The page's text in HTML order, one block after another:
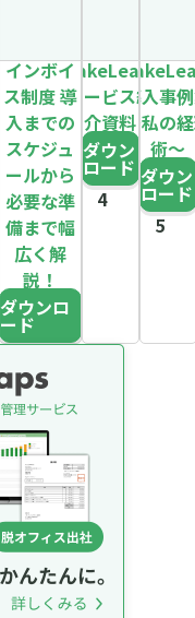
インボイ
ス制度 導
入までの
スケジュ
ールから
必要な準
備まで幅
広く解
説！
ダウンロ
ード
MakeLeaps
サービス紹
介資料
ダウン
ロード
導入事
～私の
術～
ダウン
ロード